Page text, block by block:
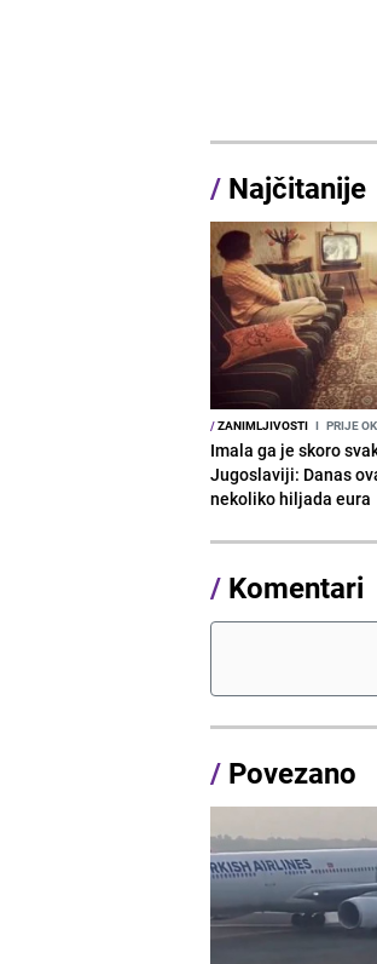
/ Najčitanije
/ZANIMLJIVOSTI I PRIJE
Imala ga je skoro
Jugoslaviji: Danas
nekoliko hiljada eura
/ Komentari
/ Povezano